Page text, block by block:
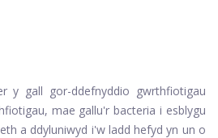
y gall gor-ddefnyddio gwrthfiotigau
mae gallu'r bacteria i esblygu
a ddyluniwyd i'w ladd hefyd yn un o